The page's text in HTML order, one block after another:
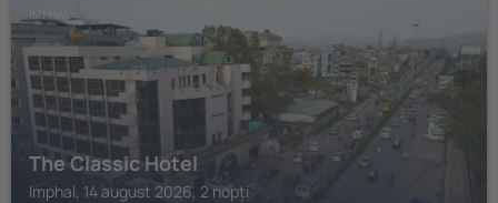
IMPHAL
The Classic Hotel
Imphal, 14 august 2026, 2 nopți